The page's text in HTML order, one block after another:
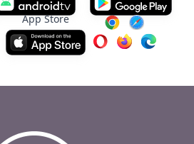
App Store